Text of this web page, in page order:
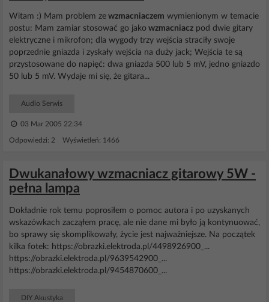
Witam :) Mam problem ze wzmacniaczem wymienionym w temacie
postu: Mam zamiar stosować go jako wzmacniacz pod dwie gitary
elektryczne i mikrofon; dla wygody trzy wejścia straciły swoje
poprzednie gniazda i zyskały wejścia na duży jack; Wejścia te są
przystosowane do napięć: dwa gniazda 500 lub 5 mV, jedno gniazdo
50 lub 5 mV. Wydaje mi się, że gitara...
Audio Serwis
03 Mar 2005 22:34
Odpowiedzi: 2 Wyświetleń: 1466
Dwukanałowy wzmacniacz gitarowy 5W -
pełna lampa
Dokładnie rok temu poprosiłem o pomoc autora i po uzyskanych
wskazówkach zacząłem pracę, ale nie dane mi było ją kontynuować,
bo sprawy się skomplikowały, życie jest najważniejsze. Na początek
kilka fotek: https://obrazki.elektroda.pl/4498926900_...
https://obrazki.elektroda.pl/9639542900_...
https://obrazki.elektroda.pl/9454870600_...
DIY Akustyka